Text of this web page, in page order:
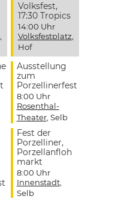
,
Volksfest,
17:30 Tropics
14:00 Uhr
Volksfestplatz,
Hof
Ausstellung
zum
Porzellinerfest
8:00 Uhr
Rosenthal-
Theater, Selb
Fest der
Porzelliner,
Porzellanfloh
markt
8:00 Uhr
Innenstadt,
Selb